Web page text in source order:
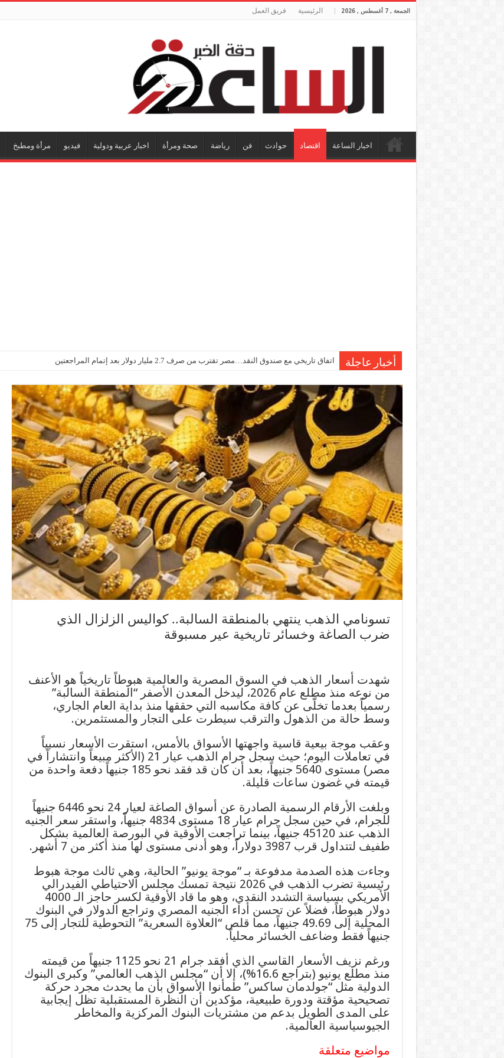
الجمعة , 7 أغسطس , 2026 الرئيسية فريق العمل
اخبار الساعة اقتصاد حوادث فن رياضة صحة ومرأة اخبار عربية ودولية فيديو مرأة ومطبخ
أخبار عاجلة اتفاق تاريخي مع صندوق النقد…مصر تقترب من صرف 2.7 مليار دولار بعد إتمام المراجعتين
تسونامي الذهب ينتهي بالمنطقة السالبة.. كواليس الزلزال الذي
ضرب الصاغة وخسائر تاريخية عير مسبوقة
شهدت أسعار الذهب في السوق المصرية والعالمية هبوطاً تاريخياً هو الأعنف
من نوعه منذ مطلع عام 2026، ليدخل المعدن الأصفر “المنطقة السالبة”
رسمياً بعدما تخلّى عن كافة مكاسبه التي حققها منذ بداية العام الجاري،
وسط حالة من الذهول والترقب سيطرت على التجار والمستثمرين.
وعقب موجة بيعية قاسية واجهتها الأسواق بالأمس، استقرت الأسعار نسبياً
في تعاملات اليوم؛ حيث سجل جرام الذهب عيار 21 (الأكثر مبيعاً وانتشاراً في
مصر) مستوى 5640 جنيهاً، بعد أن كان قد فقد نحو 185 جنيهاً دفعة واحدة من
قيمته في غضون ساعات قليلة.
وبلغت الأرقام الرسمية الصادرة عن أسواق الصاغة لعيار 24 نحو 6446 جنيهاً
للجرام، في حين سجل جرام عيار 18 مستوى 4834 جنيهاً، واستقر سعر الجنيه
الذهب عند 45120 جنيهاً، بينما تراجعت الأوقية في البورصة العالمية بشكل
طفيف لتتداول قرب 3987 دولاراً، وهو أدنى مستوى لها منذ أكثر من 7 أشهر.
وجاءت هذه الصدمة مدفوعة بـ “موجة يونيو” الحالية، وهي ثالث موجة هبوط
رئيسية تضرب الذهب في 2026 نتيجة تمسك مجلس الاحتياطي الفيدرالي
الأمريكي بسياسة التشدد النقدي، وهو ما قاد الأوقية لكسر حاجز الـ 4000
دولار هبوطاً، فضلاً عن تحسن أداء الجنيه المصري وتراجع الدولار في البنوك
المحلية إلى 49.69 جنيهاً، مما قلص “العلاوة السعرية” التحوطية للتجار إلى 75
جنيهاً فقط وضاعف الخسائر محلياً.
ورغم نزيف الأسعار القاسي الذي أفقد جرام 21 نحو 1125 جنيهاً من قيمته
منذ مطلع يونيو (بتراجع 16.6%)، إلا أن “مجلس الذهب العالمي” وكبرى البنوك
الدولية مثل “جولدمان ساكس” طمأنوا الأسواق بأن ما يحدث مجرد حركة
تصحيحية مؤقتة ودورة طبيعية، مؤكدين أن النظرة المستقبلية تظل إيجابية
على المدى الطويل بدعم من مشتريات البنوك المركزية والمخاطر
الجيوسياسية العالمية.
مواضيع متعلقة